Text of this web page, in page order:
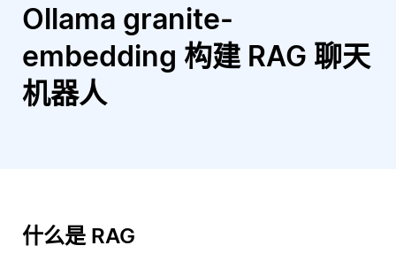
Ollama granite-
embedding 构建 RAG 聊天
机器人
什么是 RAG